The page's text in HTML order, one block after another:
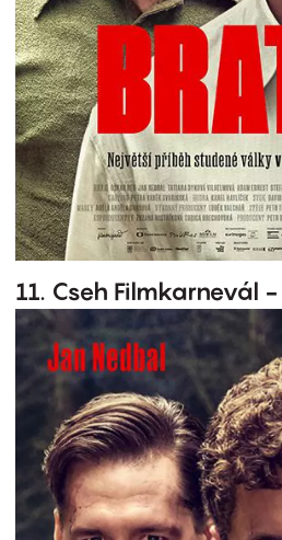
11. Cseh Filmkarnevál